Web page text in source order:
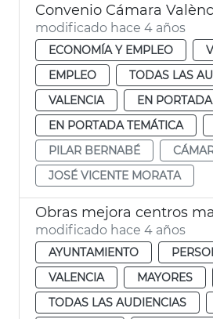
Convenio Cámara
modificado hace 4 años
ECONOMÍA Y EMPLEO
EMPLEO
TODAS LAS
VALENCIA
EN PORTADA
EN PORTADA TEMÁTICA
PILAR BERNABÉ
JOSÉ VICENTE MORATA
Obras mejora centros
modificado hace 4 años
AYUNTAMIENTO
VALENCIA
MAYORES
TODAS LAS AUDIENCIAS